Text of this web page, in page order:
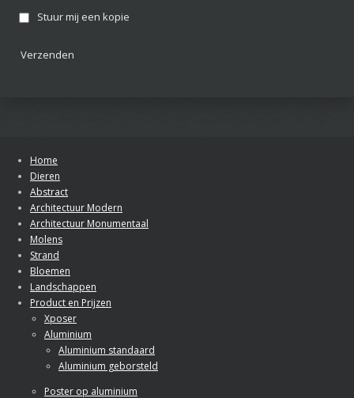
Stuur mij een kopie
Verzenden
Home
Dieren
Abstract
Architectuur Modern
Architectuur Monumentaal
Molens
Strand
Bloemen
Landschappen
Product en Prijzen
Xposer
Aluminium
Aluminium standaard
Aluminium geborsteld
Poster op aluminium